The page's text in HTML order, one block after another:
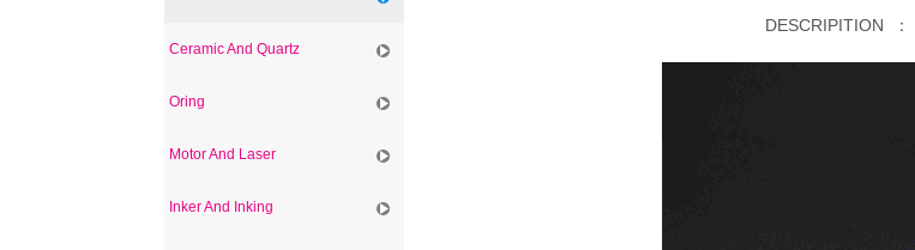
Ceramic And Quartz
Oring
Motor And Laser
Inker And Inking
DESCRIPITION ：